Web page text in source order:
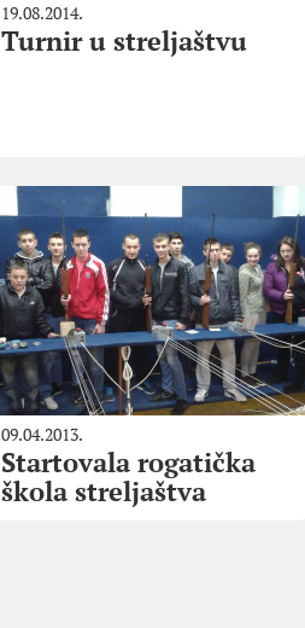
19.08.2014.
Turnir u streljaštvu
09.04.2013.
Startovala rogatička
škola streljaštva